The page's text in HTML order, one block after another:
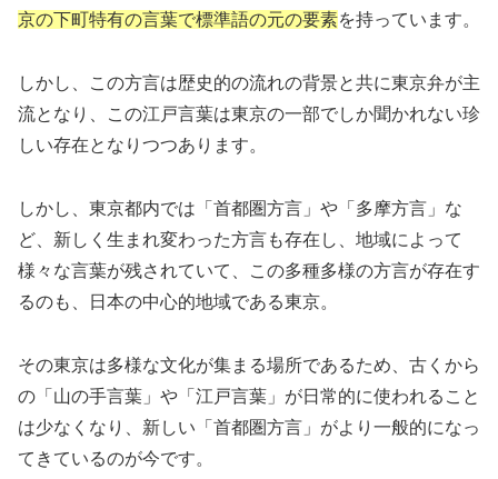
京の下町特有の言葉で標準語の元の要素を持っています。
しかし、この方言は歴史的の流れの背景と共に東京弁が主
流となり、この江戸言葉は東京の一部でしか聞かれない珍
しい存在となりつつあります。
しかし、東京都内では「首都圏方言」や「多摩方言」な
ど、新しく生まれ変わった方言も存在し、地域によって
様々な言葉が残されていて、この多種多様の方言が存在す
るのも、日本の中心的地域である東京。
その東京は多様な文化が集まる場所であるため、古くから
の「山の手言葉」や「江戸言葉」が日常的に使われること
は少なくなり、新しい「首都圏方言」がより一般的になっ
てきているのが今です。